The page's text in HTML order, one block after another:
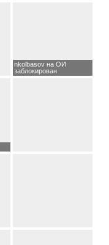
nkolbasov на ОИ
заблокирован